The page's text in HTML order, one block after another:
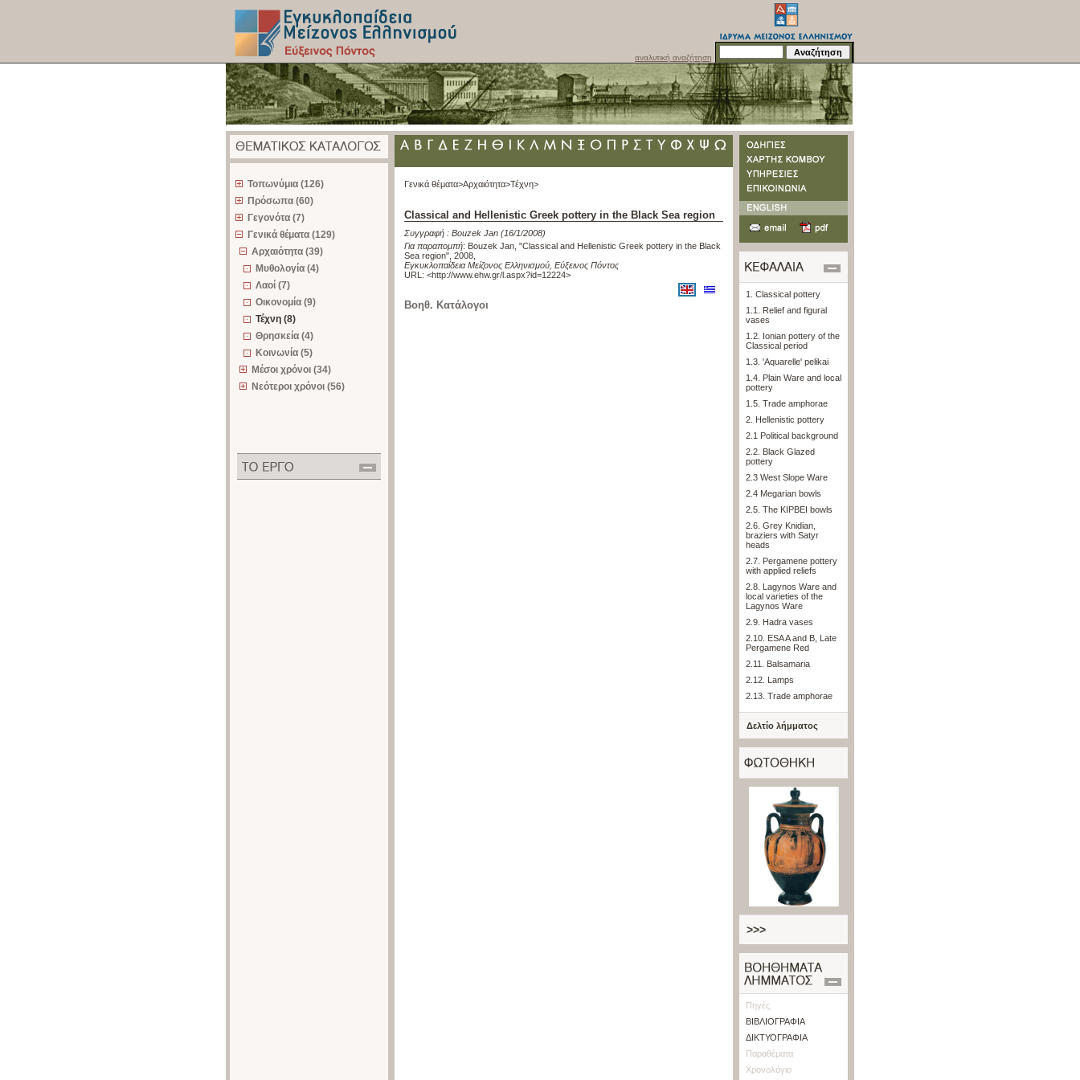
αναλυτική αναζήτηση
Τοπωνύμια (126)
Πρόσωπα (60)
Γεγονότα (7)
Γενικά θέματα (129)
Αρχαιότητα (39)
Μυθολογία (4)
Λαοί (7)
Οικονομία (9)
Τέχνη (8)
Θρησκεία (4)
Κοινωνία (5)
Μέσοι χρόνοι (34)
Νεότεροι χρόνοι (56)
Γενικά θέματα>Αρχαιότητα>Τέχνη>
Classical and Hellenistic Greek pottery in the Black Sea region
Συγγραφή : Bouzek Jan (16/1/2008)
Για παραπομπή: Bouzek Jan, "Classical and Hellenistic Greek pottery in the Black
Sea region", 2008
Εγκυκλοπαίδεια Μείζονος Ελληνισμού, Εύξεινος Πόντος
URL: <http://www.ehw.gr/l.aspx?id=12224>
Βοηθ. Κατάλογοι
1. Classical pottery
1.1. Relief and figural
vases
1.2. Ionian pottery of the
Classical period
1.3. 'Aquarelle' pelikai
1.4. Plain Ware and local
pottery
1.5. Trade amphorae
2. Hellenistic pottery
2.1 Political background
2.2. Black Glazed
pottery
2.3 West Slope Ware
2.4 Megarian bowls
2.5. The KIPBEI bowls
2.6. Grey Knidian,
braziers with Satyr
heads
2.7. Pergamene pottery
with applied reliefs
2.8. Lagynos Ware and
local varieties of the
Lagynos Ware
2.9. Hadra vases
2.10. ESA A and B, Late
Pergamene Red
2.11. Balsamaria
2.12. Lamps
2.13. Trade amphorae
Δελτίο λήμματος
>>>
Πηγές
ΒΙΒΛΙΟΓΡΑΦΙΑ
ΔΙΚΤΥΟΓΡΑΦΙΑ
Παραθέματα
Χρονολόγιο